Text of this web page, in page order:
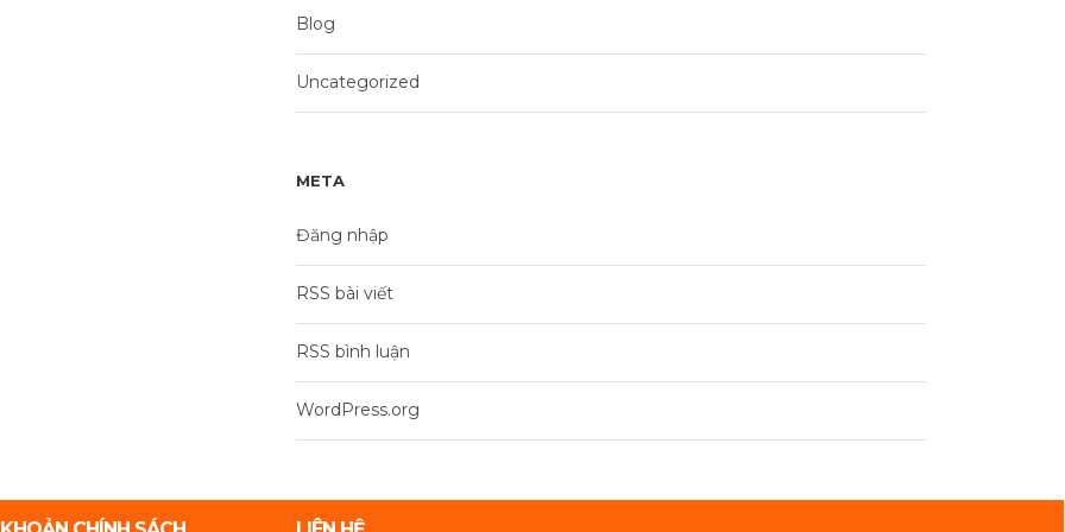
Blog
Uncategorized
META
Đăng nhập
RSS bài viết
RSS bình luận
WordPress.org